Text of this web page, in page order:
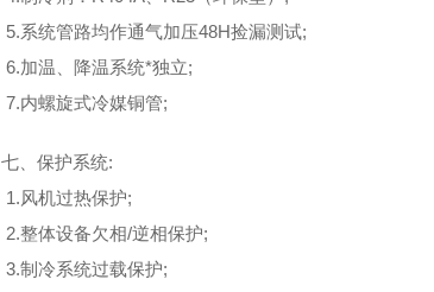
5.系统管路均作通气加压48H捡漏测试;
6.加温、降温系统*独立;
7.内螺旋式冷媒铜管;
七、保护系统:
1.风机过热保护;
2.整体设备欠相/逆相保护;
3.制冷系统过载保护;